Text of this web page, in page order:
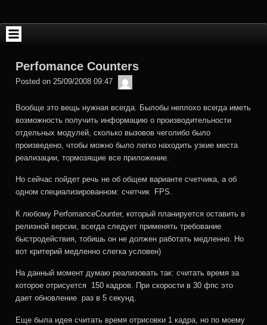
content
Perfomance Counters
Posted on 25/09/2008 09:47
Вообще это вещь нужная всегда. Былобы неплохо всегда иметь
возможность получить информацию о производительности
отдельных модулей, сколько вызовов чеголибо было
произведено, чтобы можно было легко находить узкие места
реализации, тормозящие все приложение.
Но сейчас пойдет речь не об общем варианте счетчика, а об
одном специализированном: счетчик FPS.
К любому PerfomanceCounter, который планируется оставить в
релизной версии, всегда следует применять требование
быстродействия, тобишь он не должен работать медленно. Но
вот критерий медленно слегка условен)
На данный момент думаю реализовать так: считать время за
которое отрисуется 150 кадров. При скорости в 30 фпс это
дает обновление раз в 5 секунд.
Еще была идея считать время отрисовки 1 кадра, но по моему